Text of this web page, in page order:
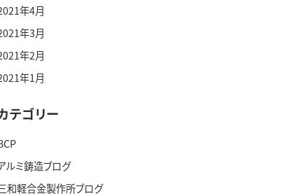
年4月
年3月
年2月
年1月
テゴリー
ルミ鋳造ブログ
和軽合金製作所ブログ